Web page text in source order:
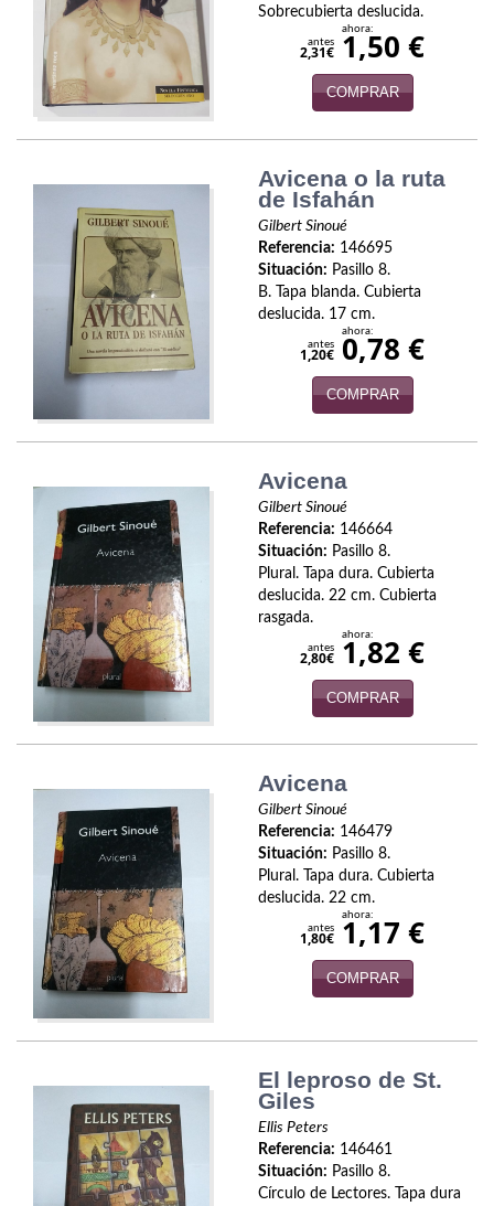
Filosofía
Física y Química
Física y química
historia
Infantil y juvenil
Infantil y juvenil. Nuevo!!
Informática
Literatura fantástica
Literatura hispanoamericana
Local
Mafia y espionaje
Matemáticas
Medicina
Naturaleza
Novela Extranjera
Novela fantástica
Novela histórica
Novela negra
Novela romántica
Otros idiomas
Papás, Mamás, bebés...
Papás, Mamás, Bebés...
Sobrecubierta deslucida.
antes
2,31€
ahora:
1,50 €
COMPRAR
Avicena o la ruta
de Isfahán
Gilbert Sinoué
Referencia: 146695
Situación: Pasillo 8.
B. Tapa blanda. Cubierta
deslucida. 17 cm.
antes
1,20€
ahora:
0,78 €
COMPRAR
Avicena
Gilbert Sinoué
Referencia: 146664
Situación: Pasillo 8.
Plural. Tapa dura. Cubierta
deslucida. 22 cm. Cubierta
rasgada.
antes
2,80€
ahora:
1,82 €
COMPRAR
Avicena
Gilbert Sinoué
Referencia: 146479
Situación: Pasillo 8.
Plural. Tapa dura. Cubierta
deslucida. 22 cm.
antes
1,80€
ahora:
1,17 €
COMPRAR
El leproso de St.
Giles
Ellis Peters
Referencia: 146461
Situación: Pasillo 8.
Círculo de Lectores. Tapa dura